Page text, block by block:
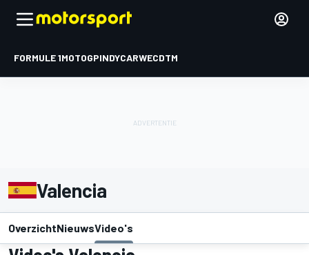
FORMULE 1MOTOGPINDYCARWECDTM
Valencia
OverzichtNieuwsVideo's